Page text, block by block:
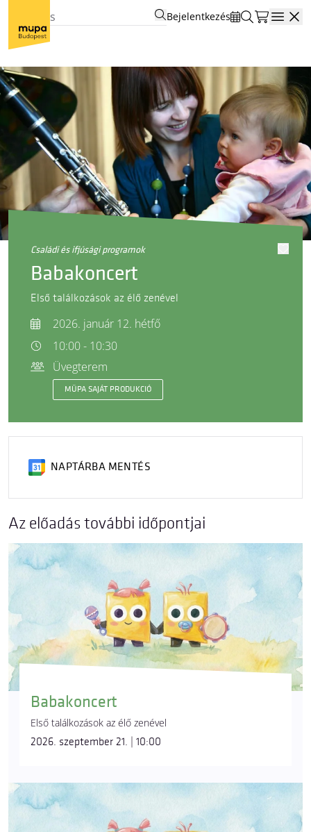
Bejelentkezés
családi és ifjúsági programok
Babakoncert
Első találkozások az élő zenével
2026. január 12. hétfő
10:00 - 10:30
Üvegterem
MÜPA SAJÁT PRODUKCIÓ
NAPTÁRBA MENTÉS
Az előadás további időpontjai
Babakoncert
Első találkozások az élő zenével
2026. szeptember 21. | 10:00